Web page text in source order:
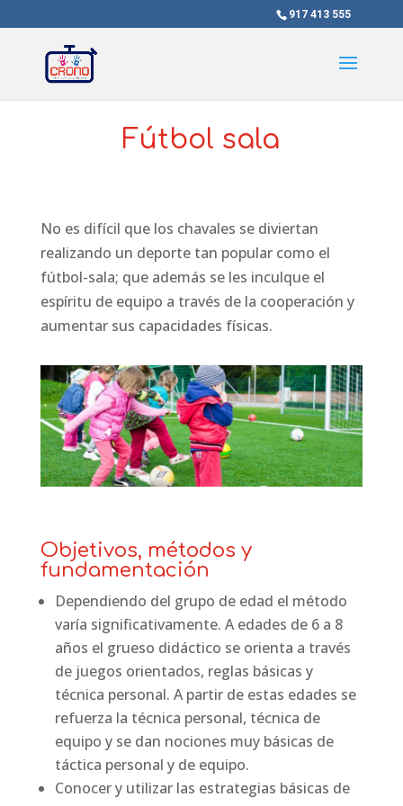
917 413 555
Fútbol sala
No es difícil que los chavales se diviertan
realizando un deporte tan popular como el
fútbol-sala; que además se les inculque el
espíritu de equipo a través de la cooperación y
aumentar sus capacidades físicas.
Objetivos, métodos y
fundamentación
Dependiendo del grupo de edad el método
varía significativamente. A edades de 6 a 8
años el grueso didáctico se orienta a través
de juegos orientados, reglas básicas y
técnica personal. A partir de estas edades se
refuerza la técnica personal, técnica de
equipo y se dan nociones muy básicas de
táctica personal y de equipo.
Conocer y utilizar las estrategias básicas de